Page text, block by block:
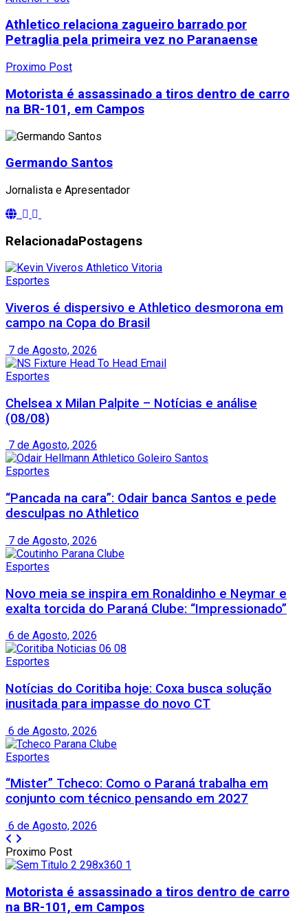
Athletico relaciona zagueiro barrado por
Petraglia pela primeira vez no Paranaense
Proximo Post
Motorista é assassinado a tiros dentro de carro
na BR-101, em Campos
Germando Santos
Jornalista e Apresentador
RelacionadaPostagens
Esportes
Viveros é dispersivo e Athletico desmorona em
campo na Copa do Brasil
7 de Agosto, 2026
Esportes
Chelsea x Milan Palpite – Notícias e análise
(08/08)
7 de Agosto, 2026
Esportes
“Pancada na cara”: Odair banca Santos e pede
desculpas no Athletico
7 de Agosto, 2026
Esportes
Novo meia se inspira em Ronaldinho e Neymar e
exalta torcida do Paraná Clube: “Impressionado”
6 de Agosto, 2026
Esportes
Notícias do Coritiba hoje: Coxa busca solução
inusitada para impasse do novo CT
6 de Agosto, 2026
Esportes
“Mister” Tcheco: Como o Paraná trabalha em
conjunto com técnico pensando em 2027
6 de Agosto, 2026
Proximo Post
Motorista é assassinado a tiros dentro de carro
na BR-101, em Campos